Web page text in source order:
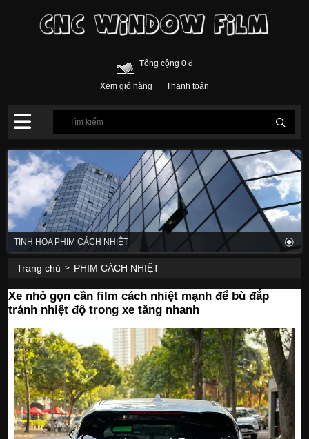
Tổng cộng 0 đ
Xem giỏ hàng Thanh toán
TINH HOA PHIM CÁCH NHIỆT
Trang chủ > PHIM CÁCH NHIỆT
Xe nhỏ gọn cần film cách nhiệt mạnh để bù đắp
tránh nhiệt độ trong xe tăng nhanh